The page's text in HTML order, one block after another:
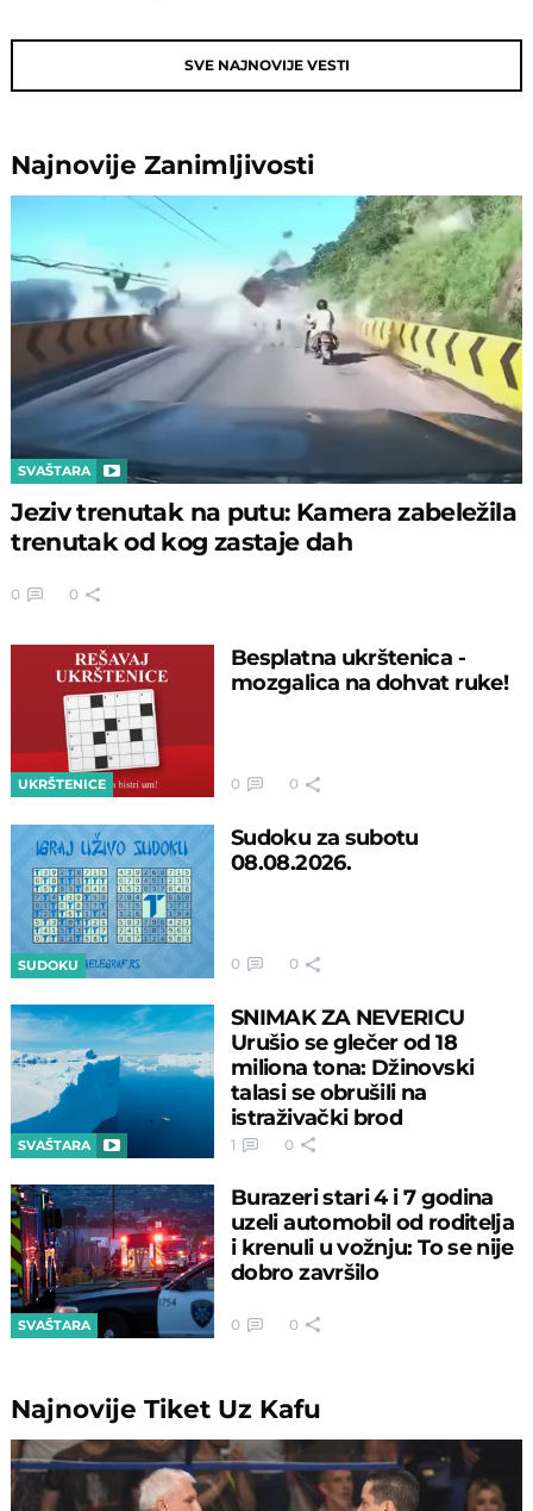
SVE NAJNOVIJE VESTI
NajnovijeZanimljivosti
SVAŠTARA
Jeziv trenutak na putu: Kamera zabeležila
trenutak od kog zastaje dah
0 0
UKRŠTENICE
Besplatna ukrštenica -
mozgalica na dohvat ruke!
0 0
SUDOKU
Sudoku za subotu
08.08.2026.
0 0
SVAŠTARA
SNIMAK ZA NEVERICU
Urušio se glečer od 18
miliona tona: Džinovski
talasi se obrušili na
istraživački brod
1 0
SVAŠTARA
Burazeri stari 4 i 7 godina
uzeli automobil od roditelja
i krenuli u vožnju: To se nije
dobro završilo
0 0
NajnovijeTiket Uz Kafu